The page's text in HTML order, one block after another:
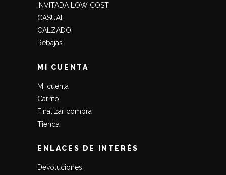
INVITADA LOW COST
CASUAL
CALZADO
Rebajas
MI CUENTA
Mi cuenta
Carrito
Finalizar compra
Tienda
ENLACES DE INTERÉS
Devoluciones